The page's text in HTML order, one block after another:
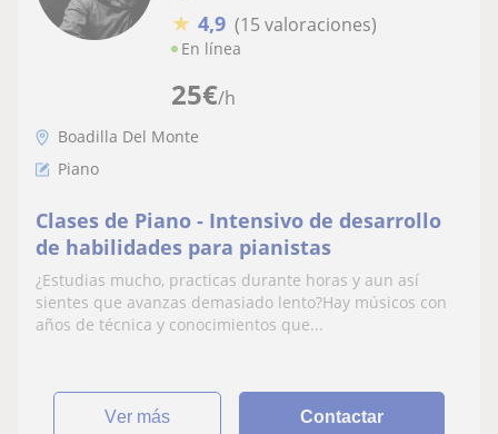
25€/h
★ 4,9 (15 valoraciones)
En línea
Boadilla Del Monte
Piano
Clases de Piano - Intensivo de desarrollo
de habilidades para pianistas
¿Estudias mucho, practicas durante horas y aun así
sientes que avanzas demasiado lento?Hay músicos con
años de técnica y conocimientos que...
ver más Contactar